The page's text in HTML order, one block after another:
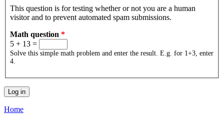
This question is for testing whether or not you are a human
visitor and to prevent automated spam submissions.
Math question *
5 + 13 =
Solve this simple math problem and enter the result. E.g. for 1+3, enter
4.
Home